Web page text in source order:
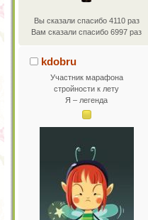
Вы сказали спасибо 4110 раз
Вам сказали спасибо 6997 раз
kdobru
Участник марафона
стройности к лету
Я – легенда